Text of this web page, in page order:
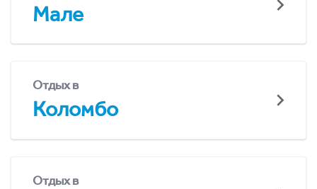
Мале
Отдых в
Коломбо
Отдых в